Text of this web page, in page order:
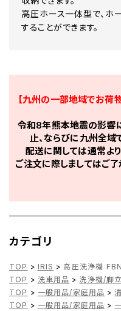
高圧ホース一体型で、ホ
することができます。
【九州の一部地域でお荷
令和8年熊本地震の影響
止、ならびに九州全域
配送に関しては通常よ
ご注文に際しましてはご
カテゴリ
TOP > IRIS > 高圧洗浄機
TOP > 洗車用品 > 洗浄機/脚
TOP > 一般用品/家庭用品 >
TOP > 一般用品/家庭用品 >